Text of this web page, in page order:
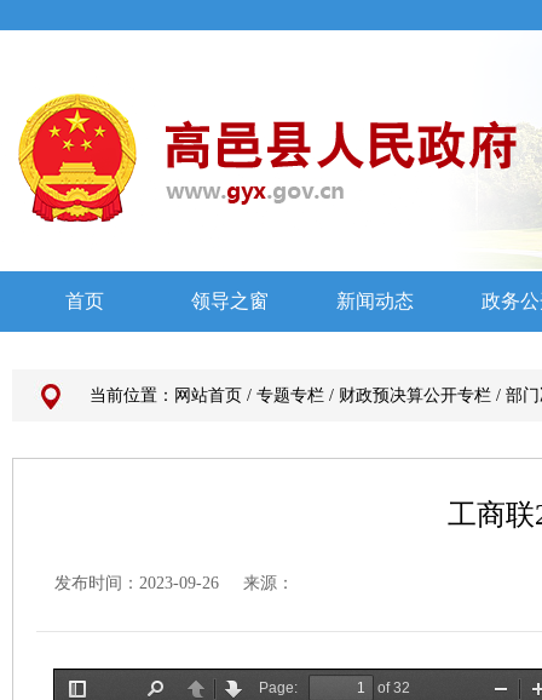
当前位置： 网站首页 / 专题专栏/ 财政预决算公开专栏/ 部
工商联
发布时间：2023-09-26 来源：